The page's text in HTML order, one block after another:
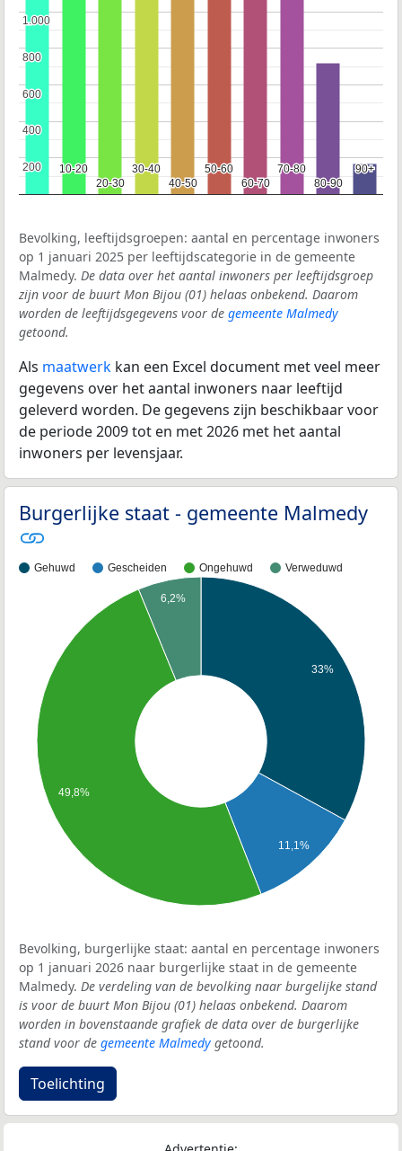
10-20
10-20
20-30
20-30
30-40
30-40
40-50
40-50
50-60
50-60
60-70
60-70
70-80
70-80
80-90
80-90
90+
90+
200
200
400
400
600
600
800
800
1.000
1.000
Bevolking, leeftijdsgroepen: aantal en percentage inwoners
op 1 januari 2025 per leeftijdscategorie in de gemeente
Malmedy. De data over het aantal inwoners per leeftijdsgroep
zijn voor de buurt Mon Bijou (01) helaas onbekend. Daarom
worden de leeftijdsgegevens voor de gemeente Malmedy
getoond.
Als maatwerk kan een Excel document met veel meer
gegevens over het aantal inwoners naar leeftijd
geleverd worden. De gegevens zijn beschikbaar voor
de periode 2009 tot en met 2026 met het aantal
inwoners per levensjaar.
Burgerlijke staat - gemeente Malmedy
Gehuwd Gescheiden Ongehuwd Verweduwd
33%
11,1%
6,2%
49,8%
Bevolking, burgerlijke staat: aantal en percentage inwoners
op 1 januari 2026 naar burgerlijke staat in de gemeente
Malmedy. De verdeling van de bevolking naar burgelijke stand
is voor de buurt Mon Bijou (01) helaas onbekend. Daarom
worden in bovenstaande grafiek de data over de burgerlijke
stand voor de gemeente Malmedy getoond.
Toelichting